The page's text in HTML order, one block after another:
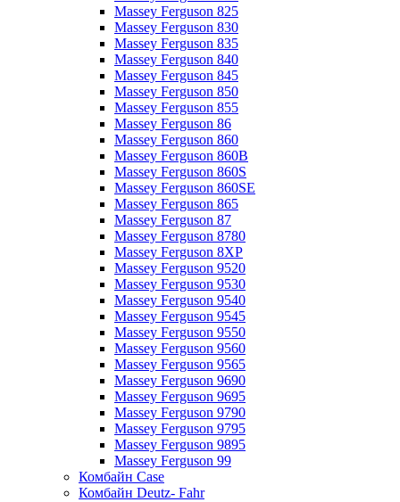
Massey Ferguson 825
Massey Ferguson 830
Massey Ferguson 835
Massey Ferguson 840
Massey Ferguson 845
Massey Ferguson 850
Massey Ferguson 855
Massey Ferguson 86
Massey Ferguson 860
Massey Ferguson 860B
Massey Ferguson 860S
Massey Ferguson 860SE
Massey Ferguson 865
Massey Ferguson 87
Massey Ferguson 8780
Massey Ferguson 8XP
Massey Ferguson 9520
Massey Ferguson 9530
Massey Ferguson 9540
Massey Ferguson 9545
Massey Ferguson 9550
Massey Ferguson 9560
Massey Ferguson 9565
Massey Ferguson 9690
Massey Ferguson 9695
Massey Ferguson 9790
Massey Ferguson 9795
Massey Ferguson 9895
Massey Ferguson 99
Комбайн Case
Комбайн Deutz- Fahr